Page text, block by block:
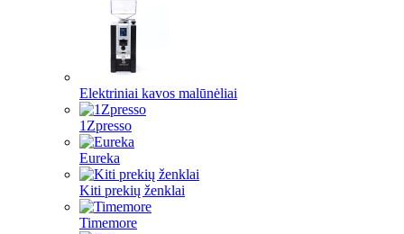
Elektriniai kavos malūnėliai
1Zpresso
Eureka
Kiti prekių ženklai
Timemore